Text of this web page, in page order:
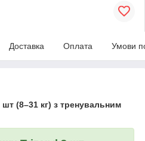
Доставка Оплата Умови
шт (8–31 кг) з тренувальним